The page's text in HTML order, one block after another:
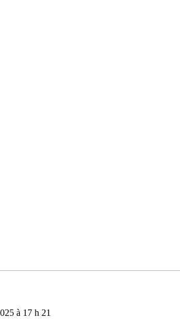
à 17 h 21